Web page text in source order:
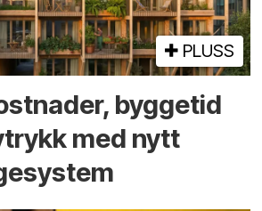
PLUSS
byggetid
med nytt